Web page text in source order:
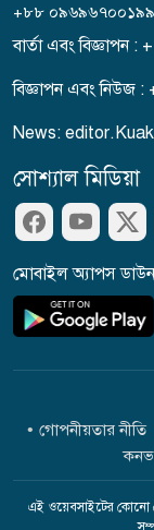
+৮৮
বার্তা এবং
বিজ্ঞাপন এবং
News:
সোশ্যাল মিডিয়া
মোবাইল অ্যাপস
গোপনীয়তার নীতি
এই ওয়েবসাইটের কোনো